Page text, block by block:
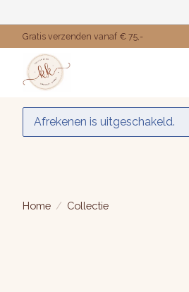
Gratis verzenden vanaf € 75,-
Afrekenen is uitgeschakeld.
Home / Collectie